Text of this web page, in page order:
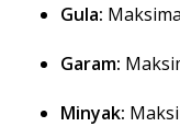
Gula:
Garam:
Minyak: